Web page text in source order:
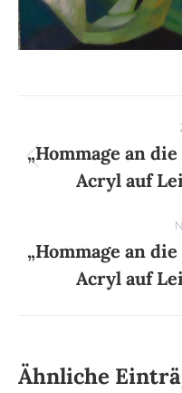
„Hommage an
Acryl auf
„Hommage an
Acryl auf
Ähnliche